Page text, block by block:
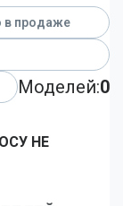
в продаже
Моделей:0
НЕ